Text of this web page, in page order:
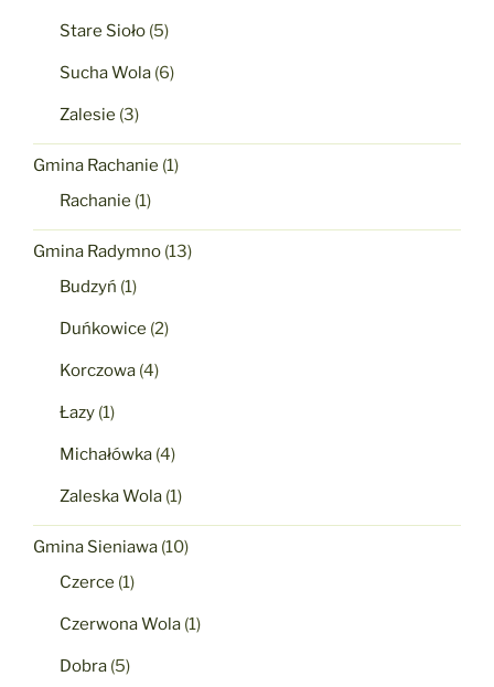
Stare Sioło (5)
Sucha Wola (6)
Zalesie (3)
Gmina Rachanie (1)
Rachanie (1)
Gmina Radymno (13)
Budzyń (1)
Duńkowice (2)
Korczowa (4)
Łazy (1)
Michałówka (4)
Zaleska Wola (1)
Gmina Sieniawa (10)
Czerce (1)
Czerwona Wola (1)
Dobra (5)